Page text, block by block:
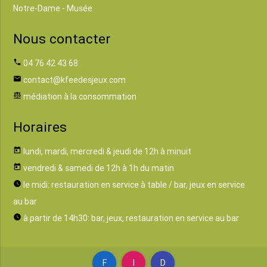
Notre-Dame - Musée
Nous contacter
phone 04 76 42 43 68
email contact@kfeedesjeux.com
balance médiation à la consommation
Horaires
today lundi, mardi, mercredi & jeudi de 12h à minuit
today vendredi & samedi de 12h à 1h du matin
watch_later le midi: restauration en service à table / bar, jeux en service
au bar
watch_later à partir de 14h30: bar, jeux, restauration en service au bar
F I D